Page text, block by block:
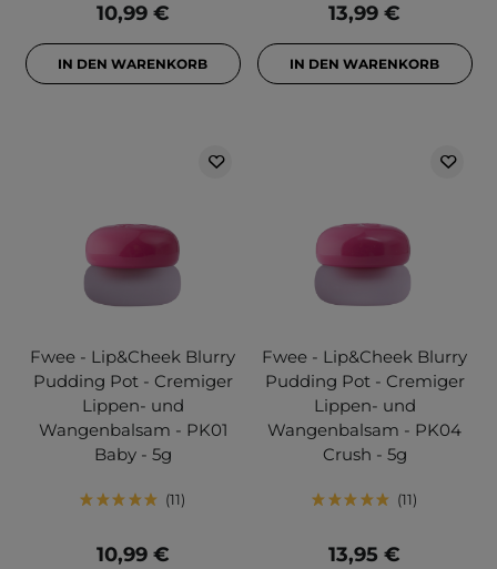
10,99 €
IN DEN WARENKORB
13,99 €
IN DEN WARENKORB
Fwee - Lip&Cheek Blurry
Pudding Pot - Cremiger
Lippen- und
Wangenbalsam - PK01
Baby - 5g
11
10,99 €
Fwee - Lip&Cheek Blurry
Pudding Pot - Cremiger
Lippen- und
Wangenbalsam - PK04
Crush - 5g
11
13,95 €